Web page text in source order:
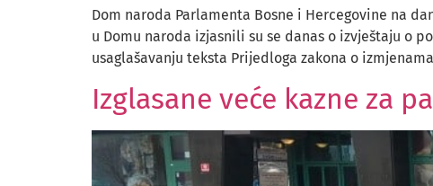
Dom naroda Parlamenta Bosne i Hercegovine na
u Domu naroda izjasnili su se danas o izvještaju o
usaglašavanju teksta Prijedloga zakona o
Izglasane veće kazne za